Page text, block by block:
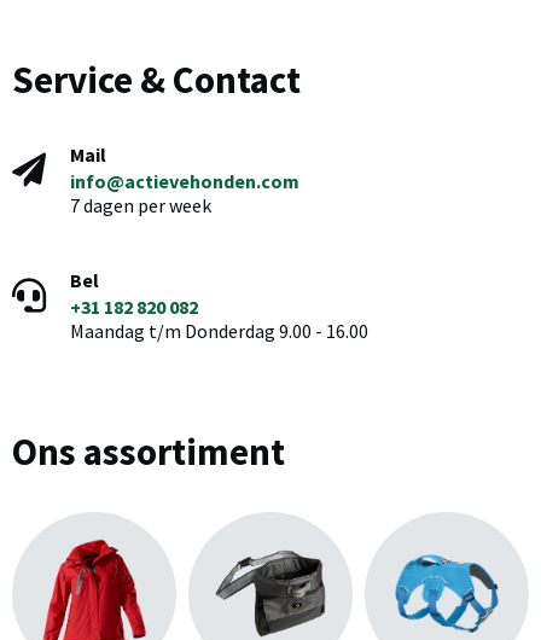
Service & Contact
Mail
info@actievehonden.com
7 dagen per week
Bel
+31 182 820 082
Maandag t/m Donderdag 9.00 - 16.00
Ons assortiment